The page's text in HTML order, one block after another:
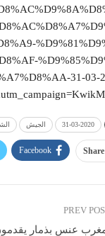
31-03-
31-03-2020 الجيش
Share
Facebook
مغرب عنس بذمار